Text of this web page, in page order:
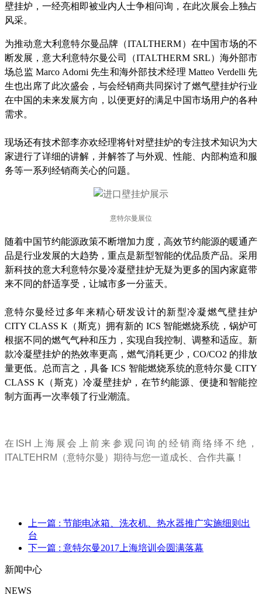
壁挂炉，一经亮相即被业内人士争相问询，在此次展会上独占
风采。
为推动意大利意特尔曼品牌（ITALTHERM）在中国市场的不
断发展，意大利意特尔曼公司（ITALTHERM SRL）海外部市
场总监 Marco Adorni 先生和海外部技术经理 Matteo Verdelli 先
生也出席了此次盛会，与会经销商共同探讨了燃气壁挂炉行业
在中国的未来发展方向，以便更好的满足中国市场用户的各种
需求。
现场还有技术部李亦欢经理将针对壁挂炉的专注技术知识为大
家进行了详细的讲解，并解答了与外观、性能、内部构造和服
务等一系列经销商关心的问题。
意特尔曼展位
随着中国节约能源政策不断增加力度，高效节约能源的暖通产
品是行业发展的大趋势，重点是新型智能的优品质产品。采用
新科技的意大利意特尔曼冷凝壁挂炉无疑为更多的国内家庭带
来不同的舒适享受，让城市多一分蓝天。
意特尔曼经过多年来精心研发设计的新型冷凝燃气壁挂炉
CITY CLASS K（斯克）拥有新的 ICS 智能燃烧系统，锅炉可
根据不同的燃气气种和压力，实现自我控制、调整和适应。新
款冷凝壁挂炉的热效率更高，燃气消耗更少，CO/CO2 的排放
量更低。总而言之，具备 ICS 智能燃烧系统的意特尔曼 CITY
CLASS K（斯克）冷凝壁挂炉，在节约能源、便捷和智能控
制方面再一次率领了行业潮流。
在ISH上海展会上前来参观问询的经销商络绎不绝，
ITALTEHRM（意特尔曼）期待与您一道成长、合作共赢！
上一篇 : 节能电冰箱、洗衣机、热水器推广实施细则出
台
下一篇 : 意特尔曼2017上海培训会圆满落幕
新闻中心
NEWS